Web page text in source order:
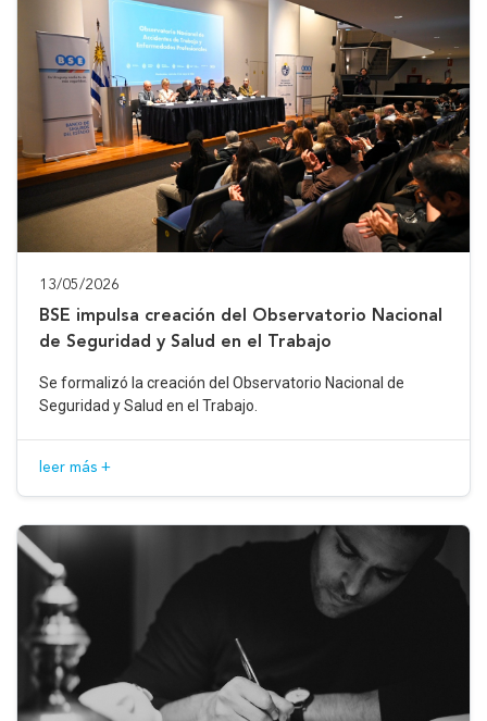
13/05/2026
BSE impulsa creación del Observatorio Nacional
de Seguridad y Salud en el Trabajo
Se formalizó la creación del Observatorio Nacional de
Seguridad y Salud en el Trabajo.
leer más +